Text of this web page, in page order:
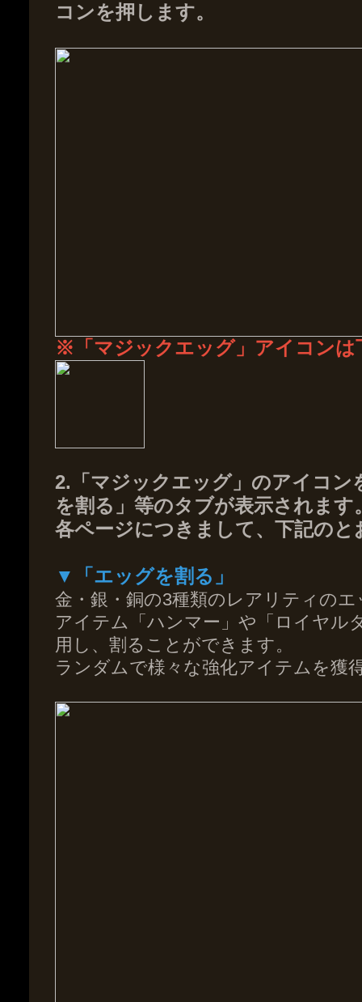
コンを押します。
※「マジックエッグ」アイコン
2.「マジックエッグ」のアイコ
を割る」等のタブが表示されます
各ページにつきまして、下記の
▼「エッグを割る」
金・銀・銅の3種類のレアリティのエ
アイテム「ハンマー」や「ロイヤル
用し、割ることができます。
ランダムで様々な強化アイテムを獲